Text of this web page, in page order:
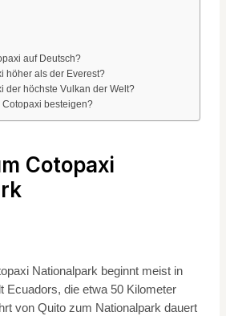
auf Deutsch?
höher als der Everest?
der höchste Vulkan der Welt?
Cotopaxi besteigen?
Cotopaxi
Nationalpark beginnt meist in
Ecuadors, die etwa 50 Kilometer
von Quito zum Nationalpark dauert